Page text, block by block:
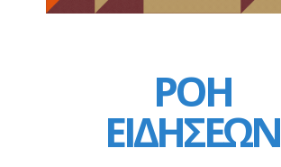
ΡΟΗ
ΕΙΔΗΣΕΩΝ